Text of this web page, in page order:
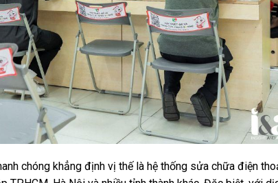
chóng khẳng định vị thế là hệ thống sửa chữa điện